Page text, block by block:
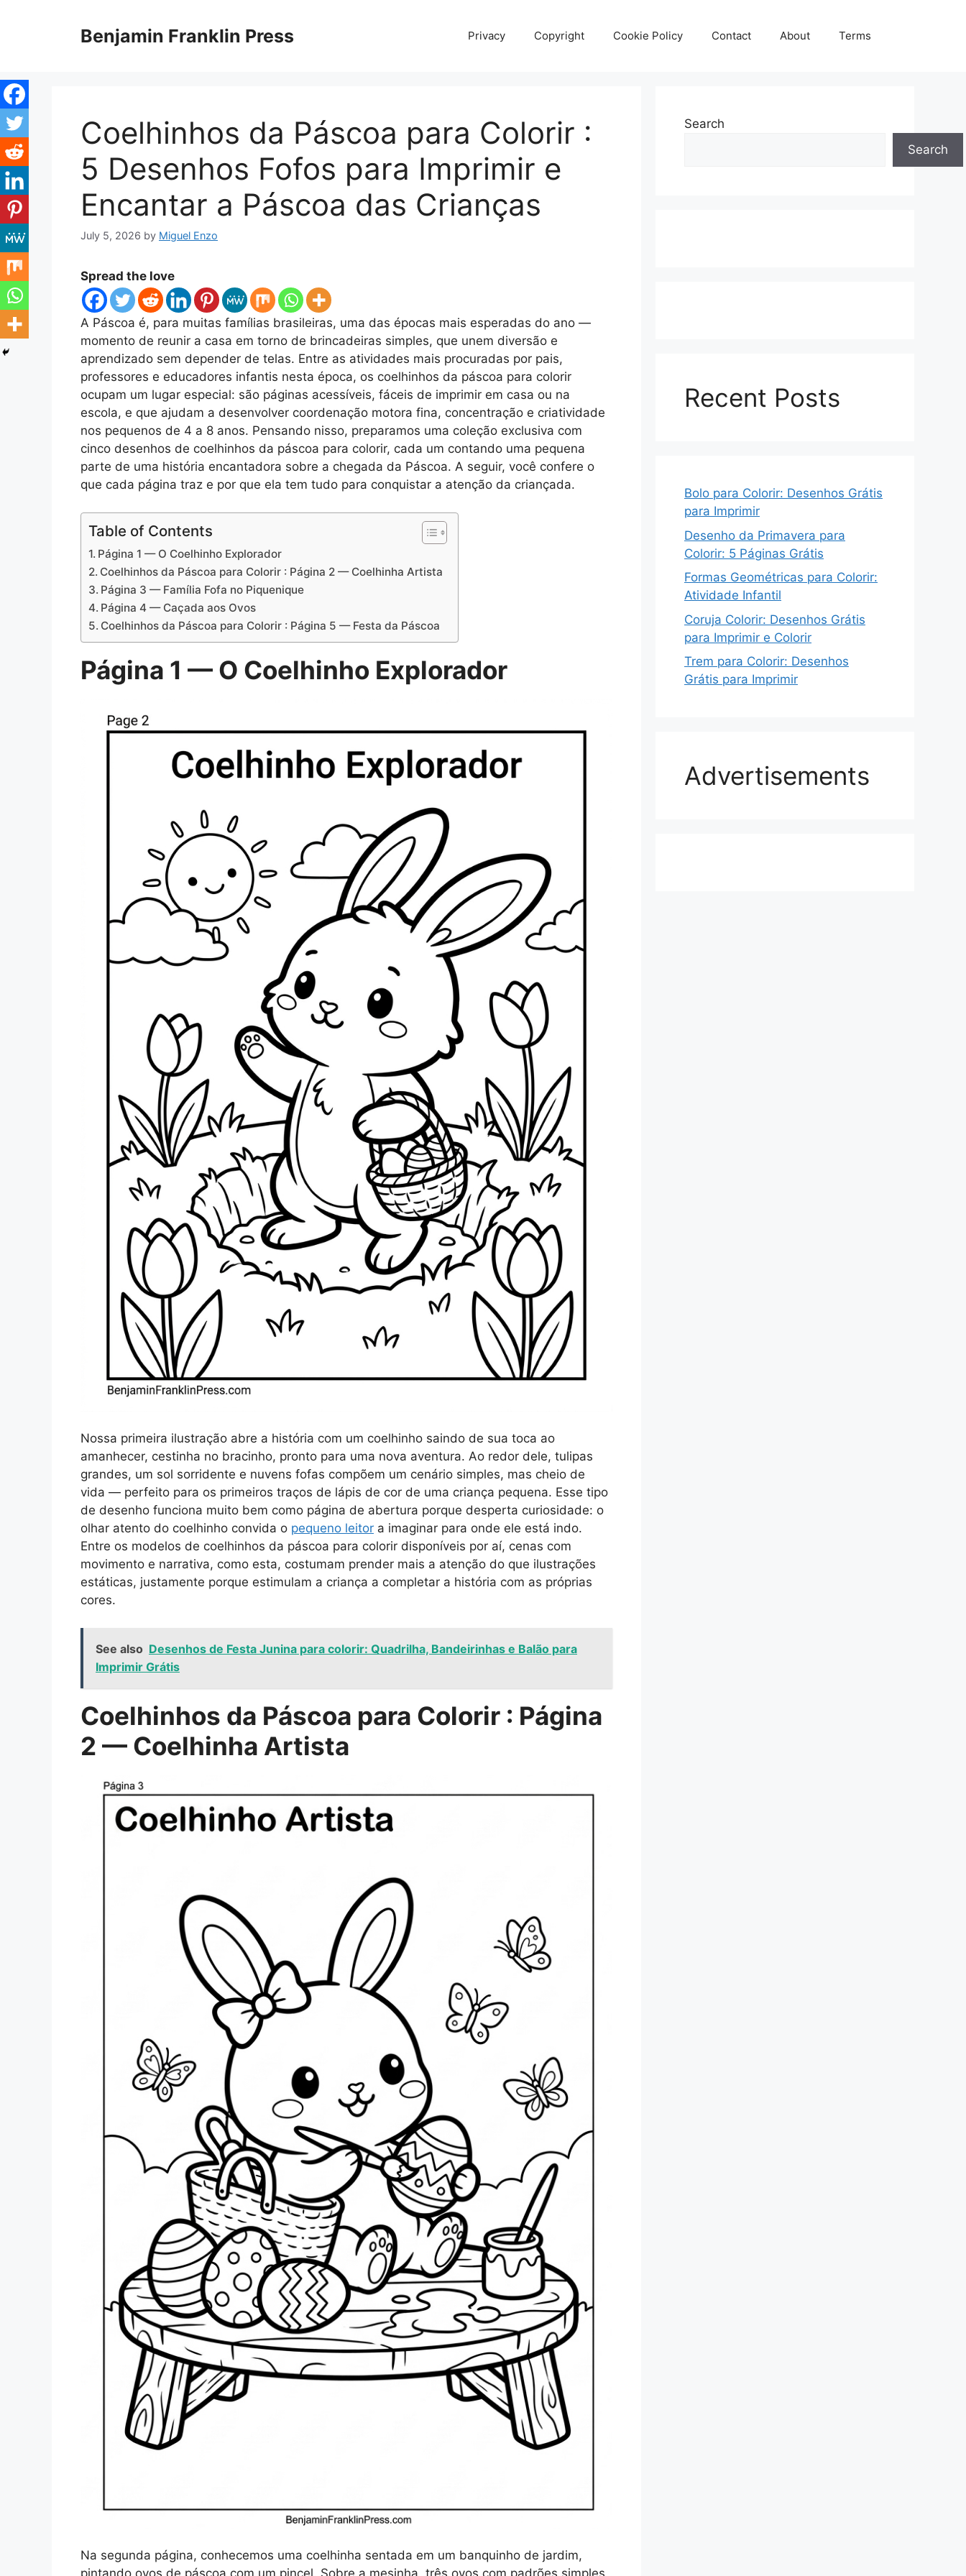
Benjamin Franklin Press Privacy Copyright Cookie Policy Contact About Terms
Coelhinhos da Páscoa para Colorir :
5 Desenhos Fofos para Imprimir e
Encantar a Páscoa das Crianças
July 5, 2026 by Miguel Enzo
Spread the love
A Páscoa é, para muitas famílias brasileiras, uma das épocas mais esperadas do ano —
momento de reunir a casa em torno de brincadeiras simples, que unem diversão e
aprendizado sem depender de telas. Entre as atividades mais procuradas por pais,
professores e educadores infantis nesta época, os coelhinhos da páscoa para colorir
ocupam um lugar especial: são páginas acessíveis, fáceis de imprimir em casa ou na
escola, e que ajudam a desenvolver coordenação motora fina, concentração e criatividade
nos pequenos de 4 a 8 anos. Pensando nisso, preparamos uma coleção exclusiva com
cinco desenhos de coelhinhos da páscoa para colorir, cada um contando uma pequena
parte de uma história encantadora sobre a chegada da Páscoa. A seguir, você confere o
que cada página traz e por que ela tem tudo para conquistar a atenção da criançada.
Table of Contents
Página 1 — O Coelhinho Explorador
Coelhinhos da Páscoa para Colorir : Página 2 — Coelhinha Artista
Página 3 — Família Fofa no Piquenique
Página 4 — Caçada aos Ovos
Coelhinhos da Páscoa para Colorir : Página 5 — Festa da Páscoa
Página 1 — O Coelhinho Explorador
Nossa primeira ilustração abre a história com um coelhinho saindo de sua toca ao
amanhecer, cestinha no bracinho, pronto para uma nova aventura. Ao redor dele, tulipas
grandes, um sol sorridente e nuvens fofas compõem um cenário simples, mas cheio de
vida — perfeito para os primeiros traços de lápis de cor de uma criança pequena. Esse tipo
de desenho funciona muito bem como página de abertura porque desperta curiosidade: o
olhar atento do coelhinho convida o pequeno leitor a imaginar para onde ele está indo.
Entre os modelos de coelhinhos da páscoa para colorir disponíveis por aí, cenas com
movimento e narrativa, como esta, costumam prender mais a atenção do que ilustrações
estáticas, justamente porque estimulam a criança a completar a história com as próprias
cores.
See also Desenhos de Festa Junina para colorir: Quadrilha, Bandeirinhas e Balão para
Imprimir Grátis
Coelhinhos da Páscoa para Colorir : Página
2 — Coelhinha Artista
Na segunda página, conhecemos uma coelhinha sentada em um banquinho de jardim,
Search
Search
Recent Posts
Bolo para Colorir: Desenhos Grátis
para Imprimir
Desenho da Primavera para
Colorir: 5 Páginas Grátis
Formas Geométricas para Colorir:
Atividade Infantil
Coruja Colorir: Desenhos Grátis
para Imprimir e Colorir
Trem para Colorir: Desenhos
Grátis para Imprimir
Advertisements